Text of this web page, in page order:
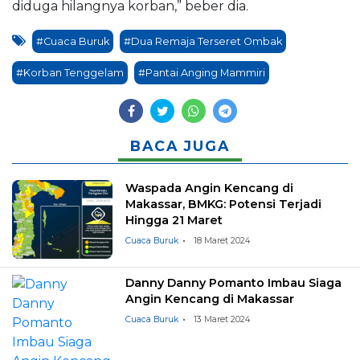
diduga hilangnya korban,” beber dia.
#Cuaca Buruk #Dua Remaja Terseret Ombak
#Korban Tenggelam #Pantai Anging Mammiri
BACA JUGA
Waspada Angin Kencang di
Makassar, BMKG: Potensi Terjadi
Hingga 21 Maret
Cuaca Buruk 18 Maret 2024
Danny Danny Pomanto Imbau Siaga
Angin Kencang di Makassar
Cuaca Buruk 13 Maret 2024